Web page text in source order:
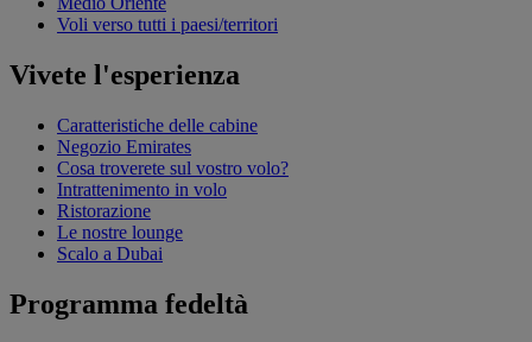
Voli verso tutti i paesi/territori
Vivete l'esperienza
Caratteristiche delle cabine
Negozio Emirates
Cosa troverete sul vostro volo?
Intrattenimento in volo
Ristorazione
Le nostre lounge
Scalo a Dubai
Programma fedeltà